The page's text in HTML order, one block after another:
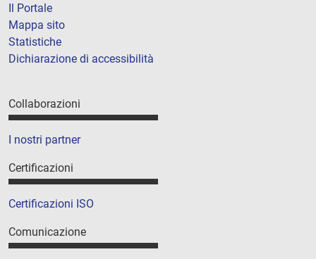
Il Portale
Mappa sito
Statistiche
Dichiarazione di accessibilità
Collaborazioni
I nostri partner
Certificazioni
Certificazioni ISO
Comunicazione